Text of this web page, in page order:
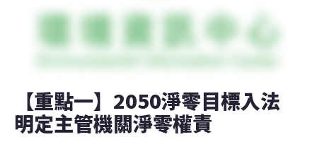
【重點一】2050淨零目標入法
明定主管機關淨零權責